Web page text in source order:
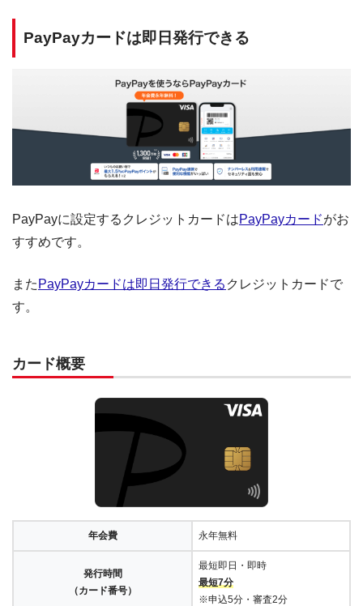
PayPayカードは即日発行できる
PayPayに設定するクレジットカードはPayPayカードがお
すすめです。
また PayPayカードは即日発行できる クレジットカードで
す。
カード概要
年会費 永年無料
発行時間
（カード番号）
最短即日・即時
最短7分
※申込5分・審査2分